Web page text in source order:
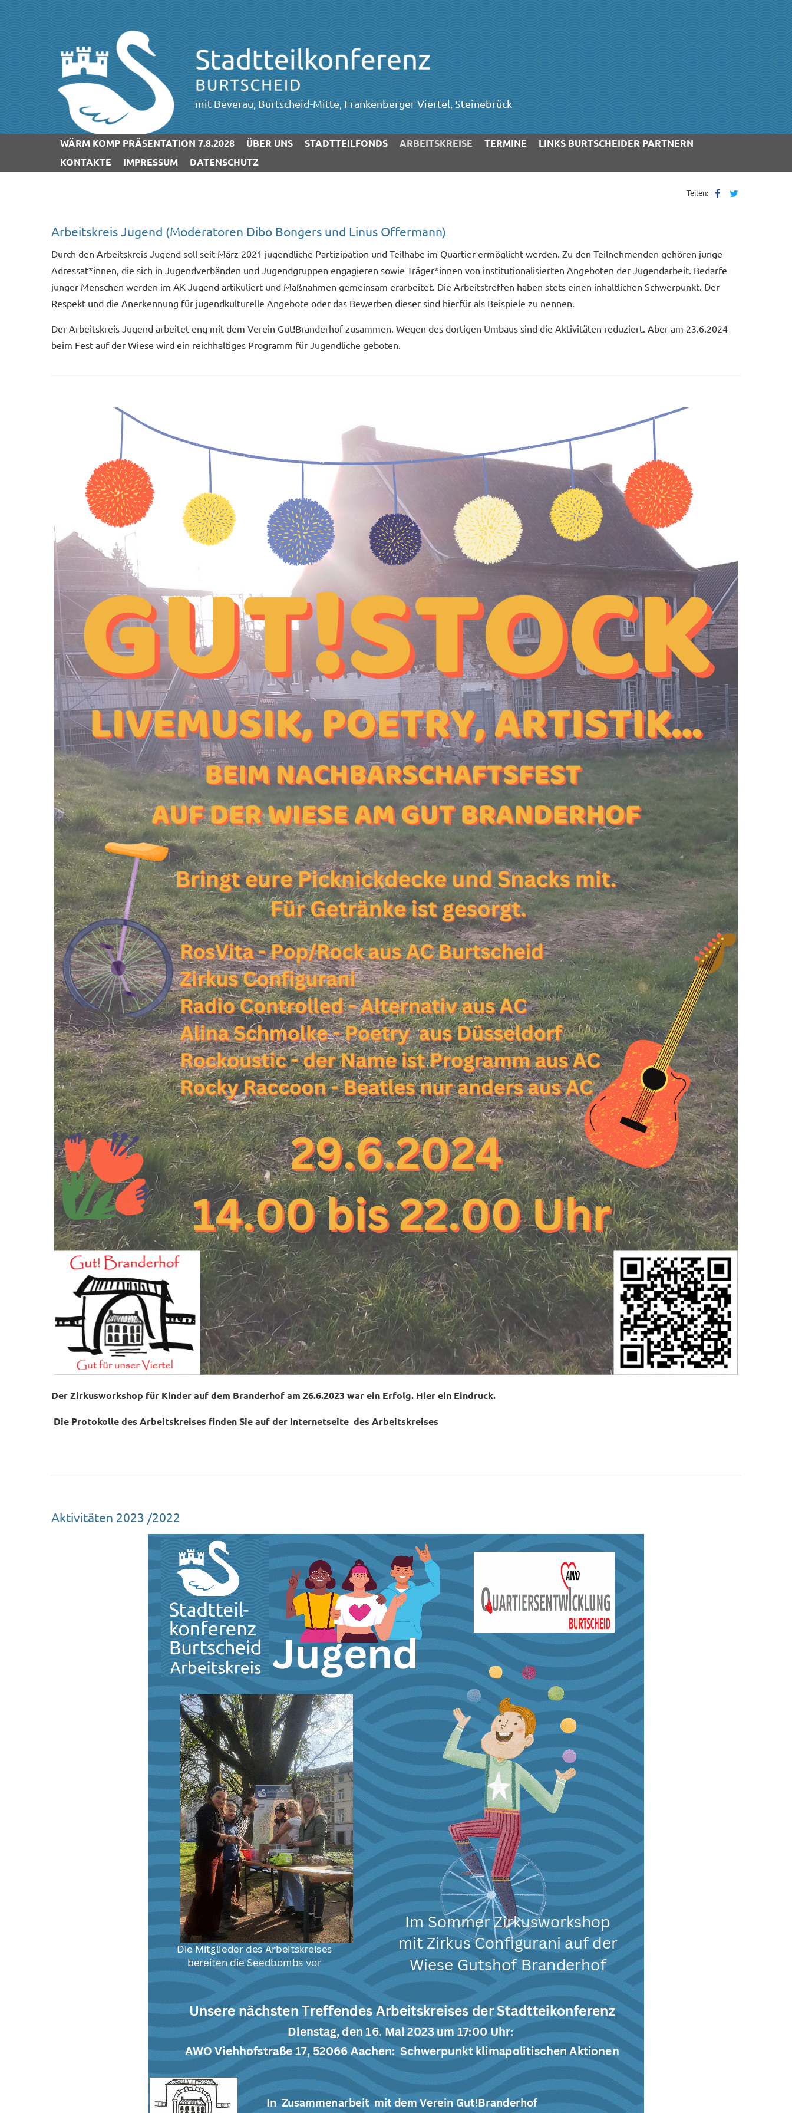
mit Beverau, Burtscheid-Mitte, Frankenberger Viertel, Steinebrück
WÄRM KOMP PRÄSENTATION 7.8.2028 ÜBER UNS STADTTEILFONDS ARBEITSKREISE TERMINE
LINKS BURTSCHEIDER PARTNERN
KONTAKTE
IMPRESSUM DATENSCHUTZ
Teilen:
Arbeitskreis Jugend (Moderatoren Dibo Bongers und Linus Offermann)
Durch den Arbeitskreis Jugend soll seit März 2021 jugendliche Partizipation und Teilhabe im Quartier ermöglicht werden. Zu den Teilnehmenden gehören junge
Adressat*innen, die sich in Jugendverbänden und Jugendgruppen engagieren sowie Träger*innen von institutionalisierten Angeboten der Jugendarbeit. Bedarfe
junger Menschen werden im AK Jugend artikuliert und Maßnahmen gemeinsam erarbeitet. Die Arbeitstreffen haben stets einen inhaltlichen Schwerpunkt. Der
Respekt und die Anerkennung für jugendkulturelle Angebote oder das Bewerben dieser sind hierfür als Beispiele zu nennen.
Der Arbeitskreis Jugend arbeitet eng mit dem Verein Gut!Branderhof zusammen. Wegen des dortigen Umbaus sind die Aktivitäten reduziert. Aber am 23.6.2024
beim Fest auf der Wiese wird ein reichhaltiges Programm für Jugendliche geboten.
Der Zirkusworkshop für Kinder auf dem Branderhof am 26.6.2023 war ein Erfolg. Hier ein Eindruck.
Die Protokolle des Arbeitskreises finden Sie auf der Internetseite des Arbeitskreises
Aktivitäten 2023 /2022